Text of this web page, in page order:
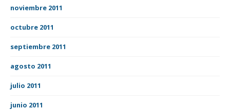
noviembre 2011
octubre 2011
septiembre 2011
agosto 2011
julio 2011
junio 2011